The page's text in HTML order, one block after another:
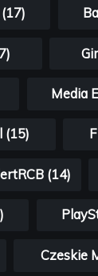
Media
(15)
(14)
Czeskie